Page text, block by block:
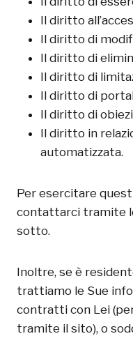
Il diritto
Il diritto di
Il diritto di
Il diritto di
Il diritto di
Il diritto di
Il diritto in
automatizzata.
Per esercitare
contattarci tramite
sotto.
Inoltre, se è
trattiamo le Sue
contratti con Lei
tramite il sito), o